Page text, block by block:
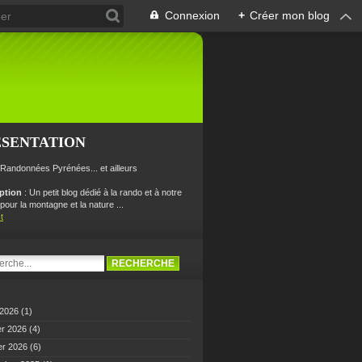
Connexion + Créer mon blog
Pyrénées... et ailleurs
: Un petit blog dédié à la rando et à notre
la montagne et la nature ...
(1)
2026 (4)
2026 (6)